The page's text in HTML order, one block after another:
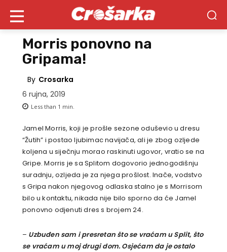
Morris ponovno na
Gripama!
By Crosarka
6 rujna, 2019
Less than 1 min.
Jamel Morris, koji je prošle sezone oduševio u dresu
“Žutih” i postao ljubimac navijača, ali je zbog ozljede
koljena u siječnju morao raskinuti ugovor, vratio se na
Gripe. Morris je sa Splitom dogovorio jednogodišnju
suradnju, ozljeda je za njega prošlost. Inače, vodstvo
s Gripa nakon njegovog odlaska stalno je s Morrisom
bilo u kontaktu, nikada nije bilo sporno da će Jamel
ponovno odjenuti dres s brojem 24.
– Uzbuđen sam i presretan što se vraćam u Split, što
se vraćam u moj drugi dom. Osjećam da je ostalo